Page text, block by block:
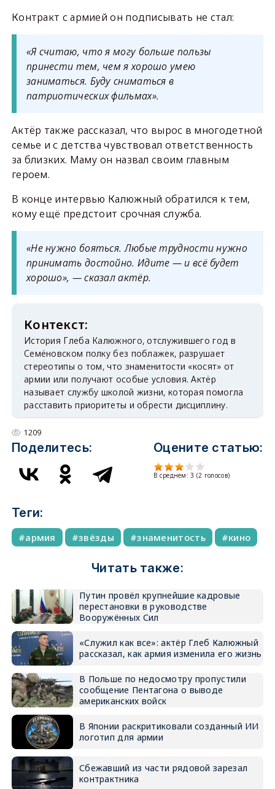
Контракт с армией он подписывать не стал:
«Я считаю, что я могу больше пользы
принести тем, чем я хорошо умею
заниматься. Буду сниматься в
патриотических фильмах».
Актёр также рассказал, что вырос в многодетной
семье и с детства чувствовал ответственность
за близких. Маму он назвал своим главным
героем.
В конце интервью Калюжный обратился к тем,
кому ещё предстоит срочная служба.
«Не нужно бояться. Любые трудности нужно
принимать достойно. Идите — и всё будет
хорошо», — сказал актёр.
История Глеба Калюжного, отслужившего год в
Семёновском полку без поблажек, разрушает
стереотипы о том, что знаменитости «косят» от
армии или получают особые условия. Актёр
называет службу школой жизни, которая помогла
расставить приоритеты и обрести дисциплину.
1209
Поделитесь: Оцените статью:
В среднем:3 (2 голосов)
Теги:
армия звёзды знаменитость кино
Читать также:
Путин провёл крупнейшие кадровые
перестановки в руководстве
Вооружённых Сил
«Служил как все»: актёр Глеб Калюжный
рассказал, как армия изменила его жизнь
В Польше по недосмотру пропустили
сообщение Пентагона о выводе
американских войск
В Японии раскритиковали созданный ИИ
логотип для армии
Сбежавший из части рядовой зарезал
контрактника